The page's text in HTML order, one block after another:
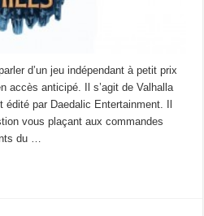
d’un jeu indépendant à petit prix
accès anticipé. Il s’agit de Valhalla
par Daedalic Entertainment. Il
vous plaçant aux commandes
du …